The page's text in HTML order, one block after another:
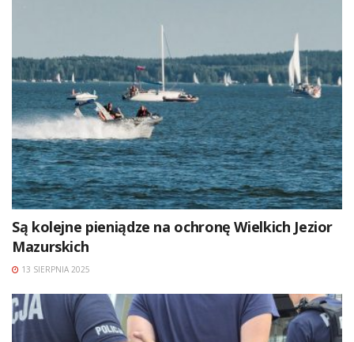
Są kolejne pieniądze na ochronę Wielkich Jezior
Mazurskich
13 SIERPNIA 2025